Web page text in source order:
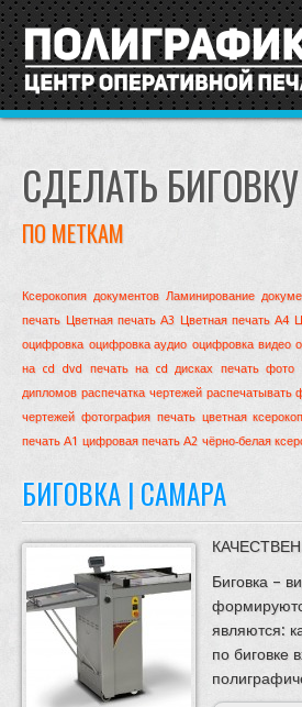
СДЕЛАТЬ БИГОВКУ
ПО МЕТКАМ
Ксерокопия документов Ламинирование
печать Цветная печать А3 Цветная печать А4
оцифровка оцифровка аудио оцифровка видео
на cd dvd печать на cd дисках печать фото
дипломов распечатка чертежей распечатывать
чертежей фотография печать цветная
печать А1 цифровая печать А2 чёрно-белая
БИГОВКА | САМАРА
Биговка –
являются:
по биговке